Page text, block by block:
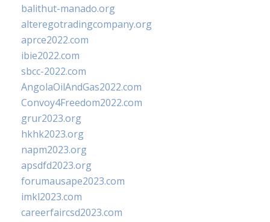
balithut-manado.org
alteregotradingcompany.org
aprce2022.com
ibie2022.com
sbcc-2022.com
AngolaOilAndGas2022.com
Convoy4Freedom2022.com
grur2023.org
hkhk2023.org
napm2023.org
apsdfd2023.org
forumausape2023.com
imkl2023.com
careerfaircsd2023.com